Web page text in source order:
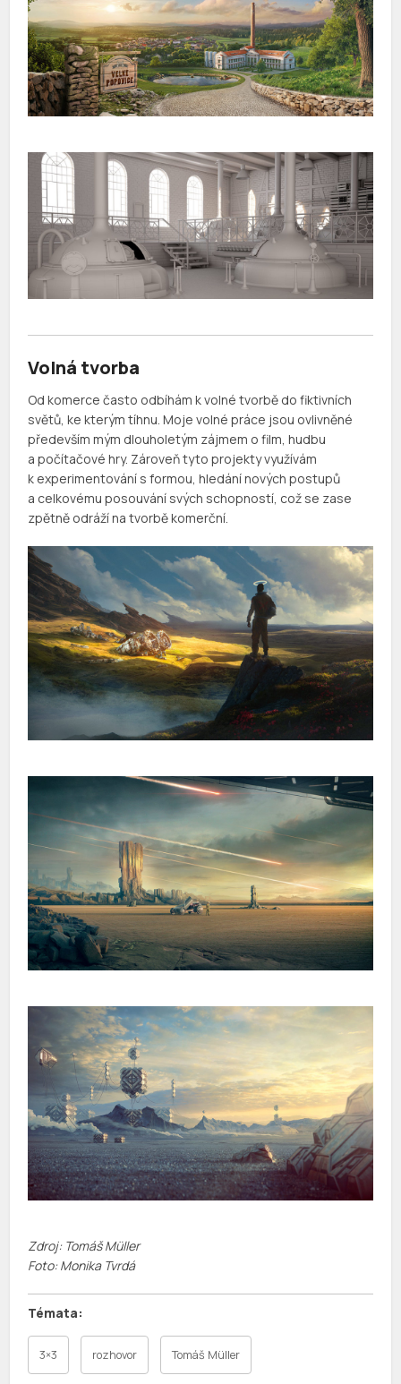
Volná tvorba
Od komerce často odbíhám k volné tvorbě do fiktivních
světů, ke kterým tíhnu. Moje volné práce jsou ovlivněné
především mým dlouholetým zájmem o film, hudbu
a počítačové hry. Zároveň tyto projekty využívám
k experimentování s formou, hledání nových postupů
a celkovému posouvání svých schopností, což se zase
zpětně odráží na tvorbě komerční.
Zdroj: Tomáš Müller
Foto: Monika Tvrdá
3×3 rozhovor Tomáš Müller